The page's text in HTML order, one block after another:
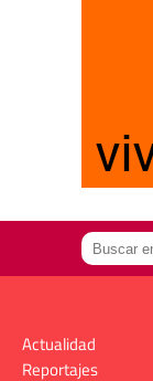
Actualidad
Reportajes